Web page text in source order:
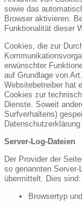
sowie das
Browser aktivieren.
Funktionalität dieser
Cookies, die zur
erwünschter
auf Grundlage von
Websitebetreiber hat
Cookies zur
Dienste. Soweit
Surfverhaltens)
Server-Log-Dateien
Der Provider der
so genannten
übermittelt. Dies sind:
Browsertyp